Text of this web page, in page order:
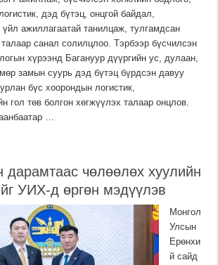
дэд бүтэц, онцгой байдал,
үйл ажиллагаатай танилцаж, тулгамдсан
санал солилцлоо. Тэрбээр бүсчилсэн
хүрээнд Багануур дүүргийн ус, дулаан,
замын суурь дэд бүтэц бүрдсэн давуу
бүс хоорондын логистик,
гол төв болгон хөгжүүлэх талаар онцлов.
…
дарамтаас чөлөөлөх хуулийн
УИХ-д өргөн мэдүүлэв
Монгол
Улсын
Ерөнхи
й сайд